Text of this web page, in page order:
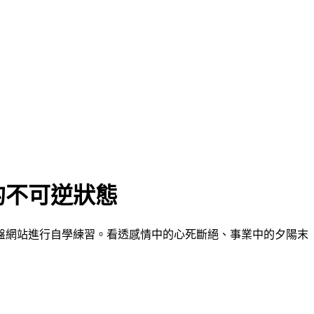
可逆狀態
站進行自學練習。看透感情中的心死斷絕、事業中的夕陽末